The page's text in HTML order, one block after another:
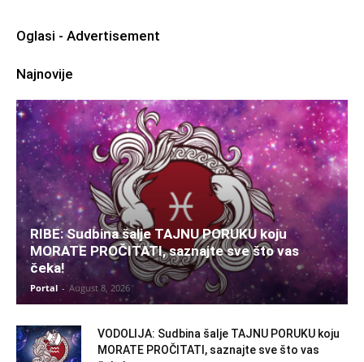
Oglasi - Advertisement
Najnovije
RIBE: Sudbina šalje TAJNU PORUKU koju
MORATE PROČITATI, saznajte sve što vas
čeka!
Portal - August 8, 2026
VODOLIJA: Sudbina šalje TAJNU PORUKU koju
MORATE PROČITATI, saznajte sve što vas